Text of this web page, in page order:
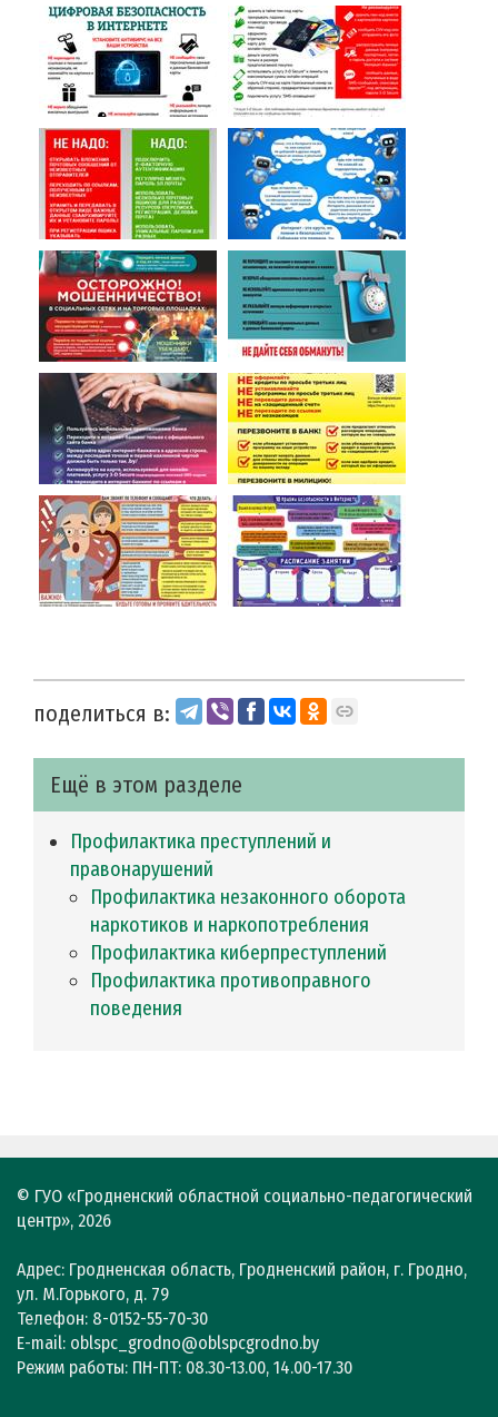
поделиться в:
Ещё в этом разделе
Профилактика преступлений и
правонарушений
Профилактика незаконного оборота
наркотиков и наркопотребления
Профилактика киберпреступлений
Профилактика противоправного
поведения
© ГУО «Гродненский областной социально-педагогический
центр», 2026
Адрес: Гродненская область, Гродненский район, г. Гродно,
ул. М.Горького, д. 79
Телефон: 8-0152-55-70-30
E-mail: oblspc_grodno@oblspcgrodno.by
Режим работы: ПН-ПТ: 08.30-13.00, 14.00-17.30